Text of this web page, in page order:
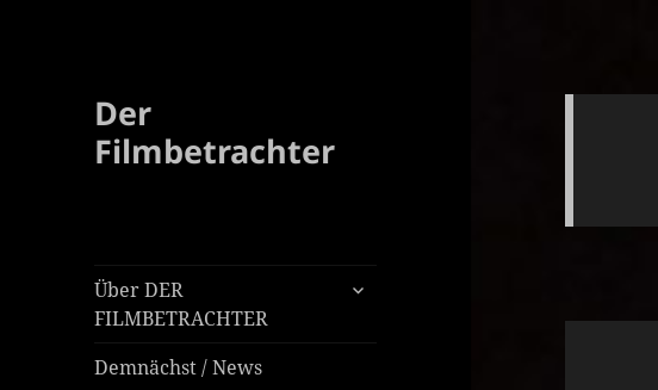
Der
Filmbetrachter
Über DER
FILMBETRACHTER
untermenü
Demnächst / News